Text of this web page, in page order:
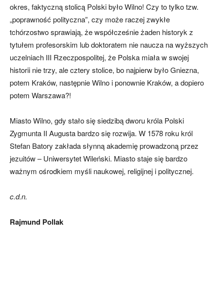
okres, faktyczną stolicą Polski było Wilno! Czy to tylko tzw.
„poprawność polityczna”, czy może raczej zwykłe
tchórzostwo sprawiają, że współcześnie żaden historyk z
tytułem profesorskim lub doktoratem nie naucza na wyższych
uczelniach III Rzeczpospolitej, że Polska miała w swojej
historii nie trzy, ale cztery stolice, bo najpierw było Gniezna,
potem Kraków, następnie Wilno i ponownie Kraków, a dopiero
potem Warszawa?!
Miasto Wilno, gdy stało się siedzibą dworu króla Polski
Zygmunta II Augusta bardzo się rozwija. W 1578 roku król
Stefan Batory zakłada słynną akademię prowadzoną przez
jezuitów – Uniwersytet Wileński. Miasto staje się bardzo
ważnym ośrodkiem myśli naukowej, religijnej i politycznej.
c.d.n.
Rajmund Pollak